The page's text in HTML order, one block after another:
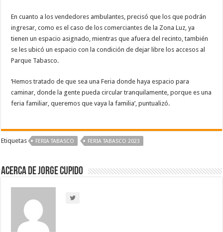
En cuanto a los vendedores ambulantes, precisó que los que podrán
ingresar, como es el caso de los comerciantes de la Zona Luz, ya
tienen un espacio asignado, mientras que afuera del recinto, también
se les ubicó un espacio con la condición de dejar libre los accesos al
Parque Tabasco.
‘Hemos tratado de que sea una Feria donde haya espacio para
caminar, donde la gente pueda circular tranquilamente, porque es una
feria familiar, queremos que vaya la familia’, puntualizó.
Etiquetas FERIA TABASCO FERIA TABASCO 2023
Acerca de Jorge Cupido